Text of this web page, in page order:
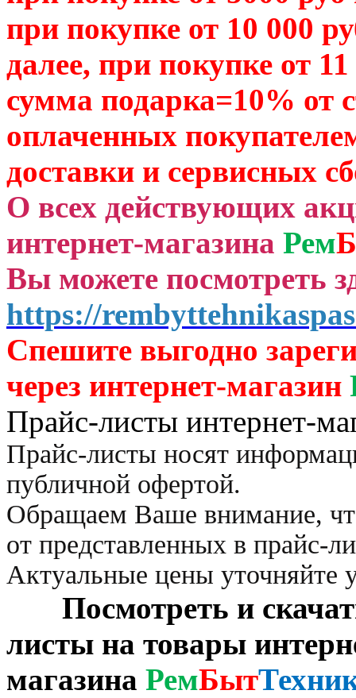
при покупке от 10 000
далее, при покупке от
сумма подарка=10% от
оплаченных
доставки и сервисных
О всех действующих
интернет-магазина Рем
Вы можете посмотреть
https://
Спешите выгодно зар
через интернет-магазин
Прайс-листы интернет-
Прайс-листы носят
публичной офертой.
Обращаем Ваше внимание,
от представленных в прайс-
Актуальные цены уточняйте
Посмотреть и
листы на товары
магазина РемБыт